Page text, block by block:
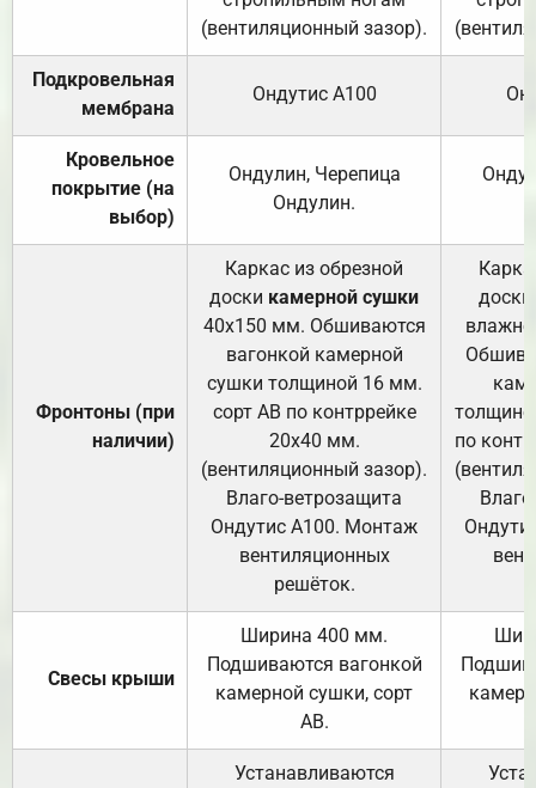
(вентиляционный зазор).
Подкровельная
мембрана
Ондутис А100
Кровельное
покрытие (на
выбор)
Ондулин, Черепица
Ондулин.
Фронтоны (при
наличии)
Каркас из обрезной
доски камерной сушки
40х150 мм. Обшиваются
вагонкой камерной
сушки толщиной 16 мм.
сорт АВ по контррейке
20х40 мм.
(вентиляционный зазор).
Влаго-ветрозащита
Ондутис А100. Монтаж
вентиляционных
решёток.
доски
по
Свесы крыши
Ширина 400 мм.
Подшиваются вагонкой
камерной сушки, сорт
АВ.
Устанавливаются